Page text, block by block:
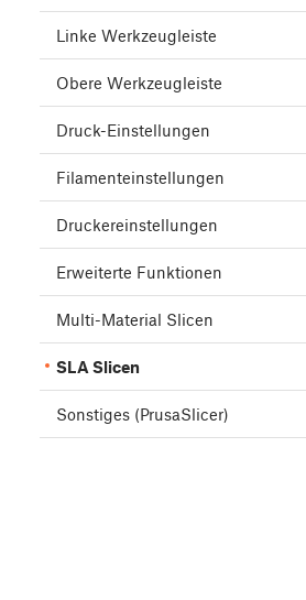
Linke Werkzeugleiste
Obere Werkzeugleiste
Druck-Einstellungen
Filamenteinstellungen
Druckereinstellungen
Erweiterte Funktionen
Multi-Material Slicen
SLA Slicen
Sonstiges (PrusaSlicer)